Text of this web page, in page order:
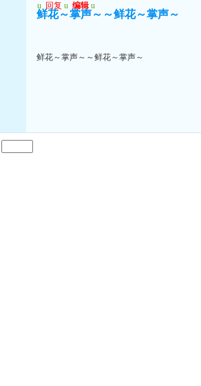
u 回复 u 编辑 u
鲜花～掌声～～鲜花～掌声～
鲜花～掌声～～鲜花～掌声～